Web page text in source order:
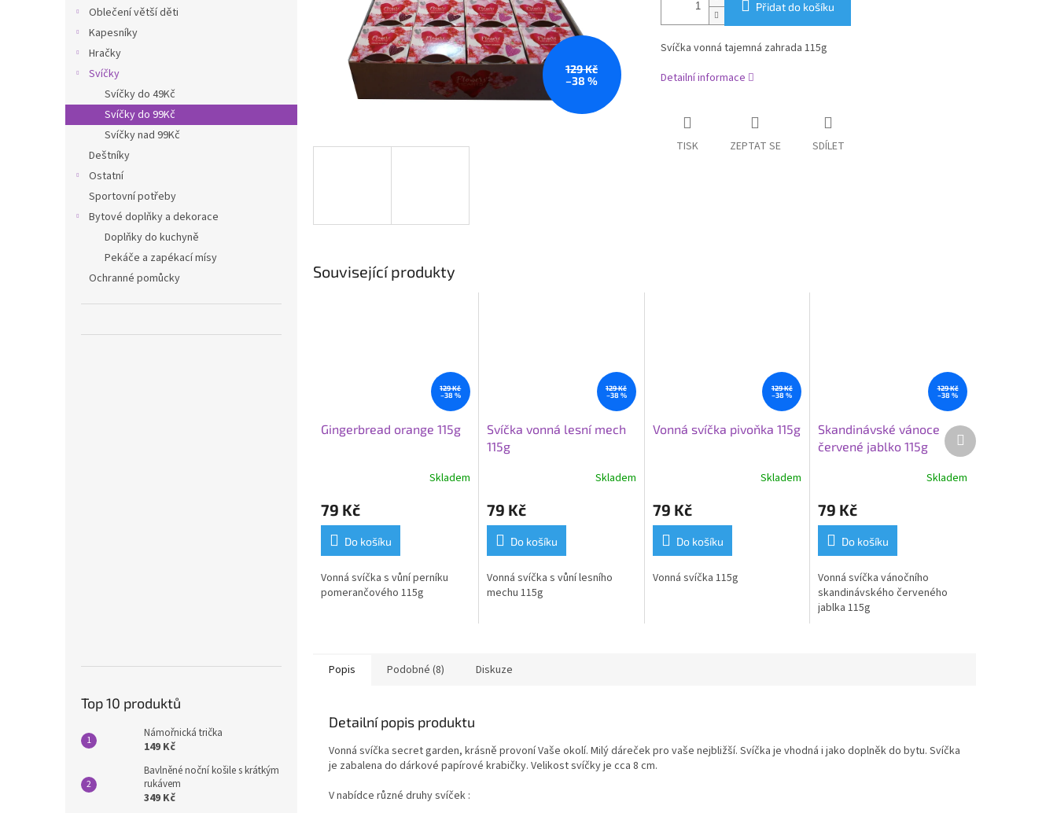
Oblečení větší děti
Kapesníky
Hračky
Svíčky
Svíčky do 49Kč
Svíčky do 99Kč
Svíčky nad 99Kč
Deštníky
Ostatní
Sportovní potřeby
Bytové doplňky a dekorace
Doplňky do kuchyně
Pekáče a zapékací mísy
Ochranné pomůcky
Top 10 produktů
Námořnická trička
149 Kč
Bavlněné noční košile s krátkým
rukávem
349 Kč
129 Kč
–38 %
Přidat do košíku
Svíčka vonná tajemná zahrada 115g
Detailní informace
TISK ZEPTAT SE SDÍLET
Související produkty
129 Kč
–38 %
Gingerbread orange 115g
Skladem
79 Kč
Do košíku
Vonná svíčka s vůní perníku
pomerančového 115g
129 Kč
–38 %
Svíčka vonná lesní mech
115g
Skladem
79 Kč
Do košíku
Vonná svíčka s vůní lesního
mechu 115g
129 Kč
–38 %
Vonná svíčka pivoňka 115g
Skladem
79 Kč
Do košíku
Vonná svíčka 115g
129 Kč
–38 %
Skandinávské vánoce
červené jablko 115g
Skladem
79 Kč
Do košíku
Vonná svíčka vánočního
skandinávského červeného
jablka 115g
Další
produkt
Popis Podobné (8) Diskuze
Detailní popis produktu
Vonná svíčka secret garden, krásně provoní Vaše okolí. Milý dáreček pro vaše nejbližší. Svíčka je vhodná i jako doplněk do bytu. Svíčka
je zabalena do dárkové papírové krabičky. Velikost svíčky je cca 8 cm.
V nabídce různé druhy svíček :